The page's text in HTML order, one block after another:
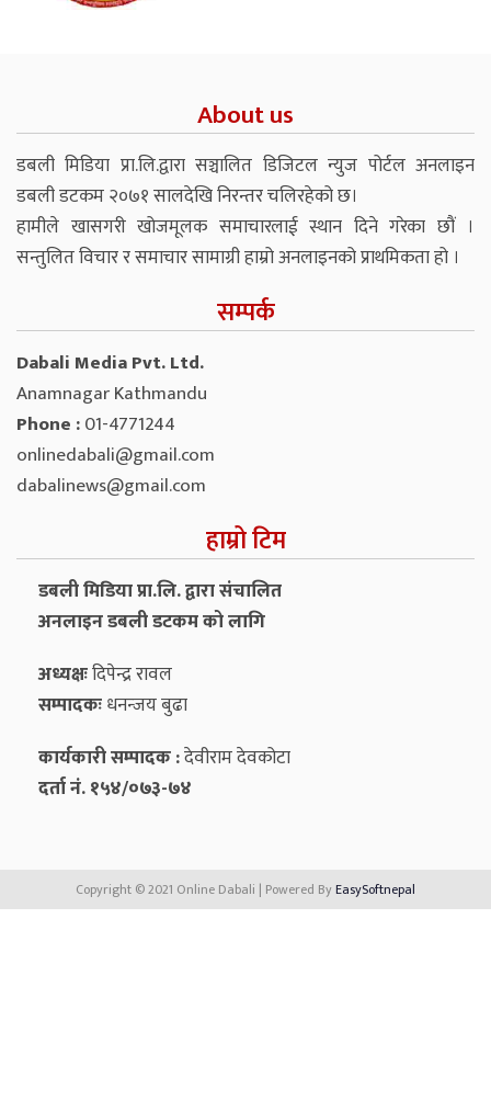
About us
डबली मिडिया प्रा.लि.द्वारा सञ्चालित डिजिटल न्युज पोर्टल अनलाइन
डबली डटकम २०७१ सालदेखि निरन्तर चलिरहेको छ।
हामीले खासगरी खोजमूलक समाचारलाई स्थान दिने गरेका छौं ।
सन्तुलित विचार र समाचार सामाग्री हाम्रो अनलाइनको प्राथमिकता हो ।
सम्पर्क
Dabali Media Pvt. Ltd.
Anamnagar Kathmandu
Phone :01-4771244
onlinedabali@gmail.com
dabalinews@gmail.com
हाम्रो टिम
डबली मिडिया प्रा.लि. द्वारा संचालित
अनलाइन डबली डटकम को लागि
अध्यक्षःदिपेन्द्र रावल
सम्पादकःधनन्‍जय बुढा
कार्यकारी सम्पादक :देवीराम देवकोटा
दर्ता नं. १५४/०७३-७४
Copyright © 2021 Online Dabali | Powered ByEasySoftnepal